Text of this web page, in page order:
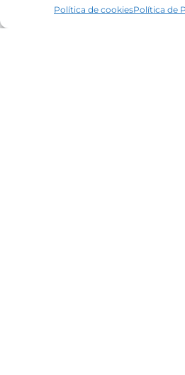
Política de cookiesPolítica de